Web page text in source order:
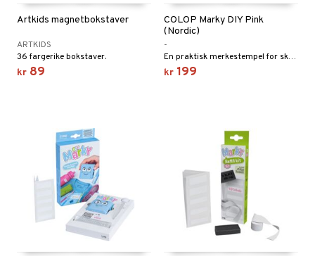
Artkids magnetbokstaver
ARTKIDS
36 fargerike bokstaver.
kr 89
COLOP Marky DIY Pink
(Nordic)
-
En praktisk merkestempel for skole, sport og fritid.
kr 199